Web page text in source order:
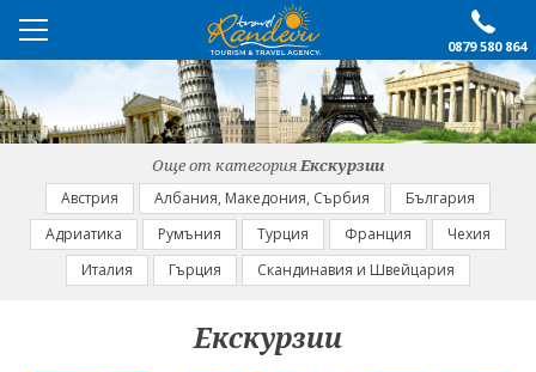
0879 580 864
ПРЕПОРЪЧАНО
ЕКСКУРЗИИ
ПОЧИВКИ
Условия за записване
Още от категорияЕкскурзии
Австрия Албания, Македония, Сърбия
България
Адриатика
Румъния Турция Франция
Чехия
Италия
Гърция Скандинавия и Швейцария
Екскурзии